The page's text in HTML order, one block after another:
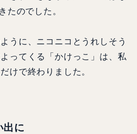
たのでした。
うに、ニコニコとうれしそう
ってくる「かけっこ」は、私
けで終わりました。
出に